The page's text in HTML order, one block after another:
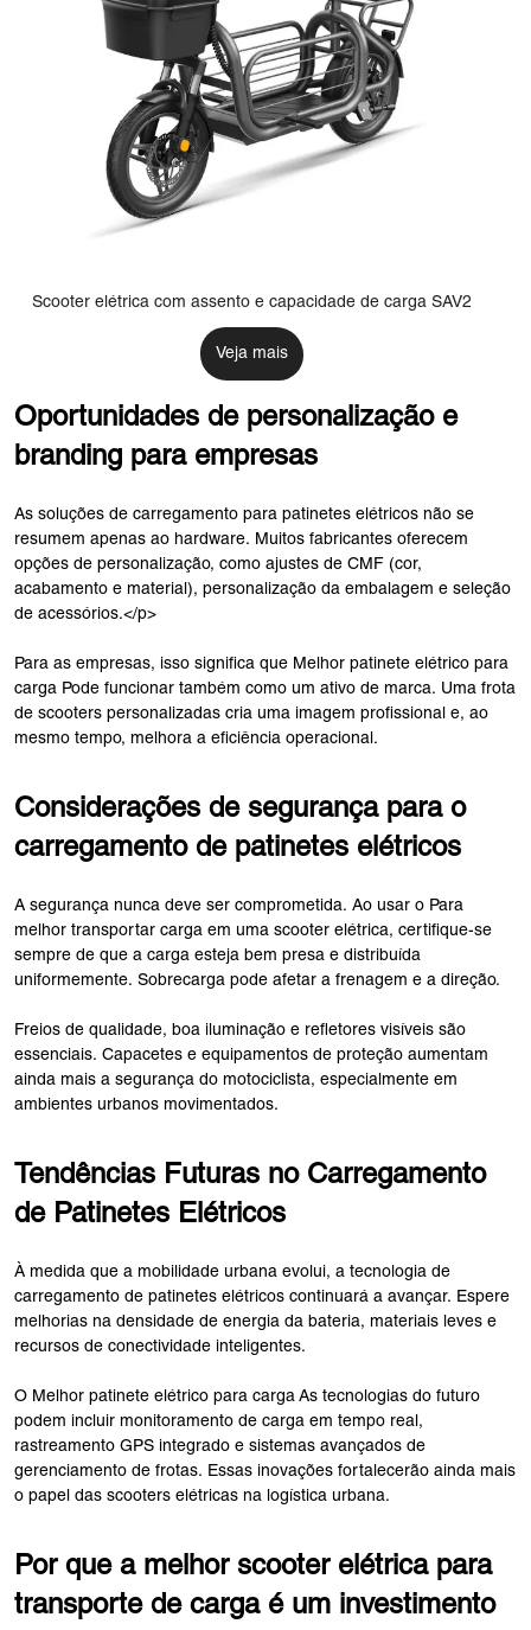
Scooter elétrica com assento e capacidade de carga SAV2
Veja mais
Oportunidades de personalização e
branding para empresas
As soluções de carregamento para patinetes elétricos não se
resumem apenas ao hardware. Muitos fabricantes oferecem
opções de personalização, como ajustes de CMF (cor,
acabamento e material), personalização da embalagem e seleção
de acessórios.</p>
Para as empresas, isso significa que Melhor patinete elétrico para
carga Pode funcionar também como um ativo de marca. Uma frota
de scooters personalizadas cria uma imagem profissional e, ao
mesmo tempo, melhora a eficiência operacional.
Considerações de segurança para o
carregamento de patinetes elétricos
A segurança nunca deve ser comprometida. Ao usar o Para
melhor transportar carga em uma scooter elétrica, certifique-se
sempre de que a carga esteja bem presa e distribuída
uniformemente. Sobrecarga pode afetar a frenagem e a direção.
Freios de qualidade, boa iluminação e refletores visíveis são
essenciais. Capacetes e equipamentos de proteção aumentam
ainda mais a segurança do motociclista, especialmente em
ambientes urbanos movimentados.
Tendências Futuras no Carregamento
de Patinetes Elétricos
À medida que a mobilidade urbana evolui, a tecnologia de
carregamento de patinetes elétricos continuará a avançar. Espere
melhorias na densidade de energia da bateria, materiais leves e
recursos de conectividade inteligentes.
O Melhor patinete elétrico para carga As tecnologias do futuro
podem incluir monitoramento de carga em tempo real,
rastreamento GPS integrado e sistemas avançados de
gerenciamento de frotas. Essas inovações fortalecerão ainda mais
o papel das scooters elétricas na logística urbana.
Por que a melhor scooter elétrica para
transporte de carga é um investimento